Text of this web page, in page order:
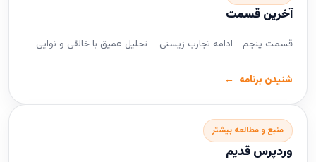
آخرین قسمت
قسمت پنجم - ادامه تجارب زیستی – تحلیل عمیق با خالقی و نوایی
شنیدن برنامه
منبع و مطالعه بیشتر
وردپرس قدیم